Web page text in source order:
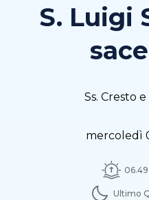
S. Luigi
Ss. Cresto
mercoledì
06.49
Ultimo